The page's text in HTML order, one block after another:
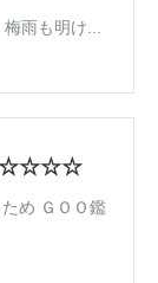
雨も明け...
☆☆☆☆☆
め ＧＯＯ鑑